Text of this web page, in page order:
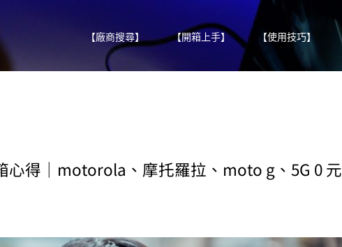
【廠商搜尋】 【開箱上手】 【使用技巧】
心得｜motorola、摩托羅拉、moto g、5G 0 元